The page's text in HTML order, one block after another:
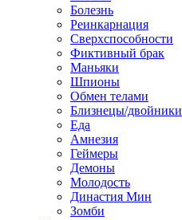
Болезнь
Реинкарнация
Сверхспособности
Фиктивный брак
Маньяки
Шпионы
Обмен телами
Близнецы/двойники
Еда
Амнезия
Геймеры
Демоны
Молодость
Династия Мин
Зомби